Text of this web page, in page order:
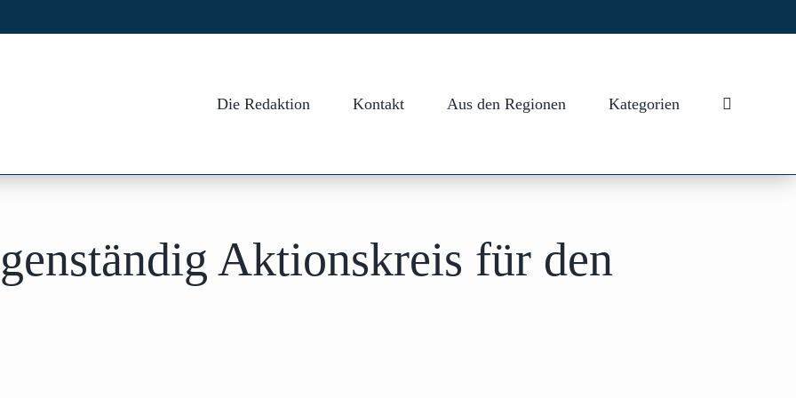
Die Redaktion Kontakt Aus den Regionen Kategorien
Aktionskreis für den